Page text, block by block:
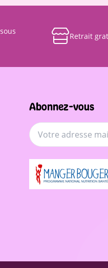
Retrait
Abonnez-vous